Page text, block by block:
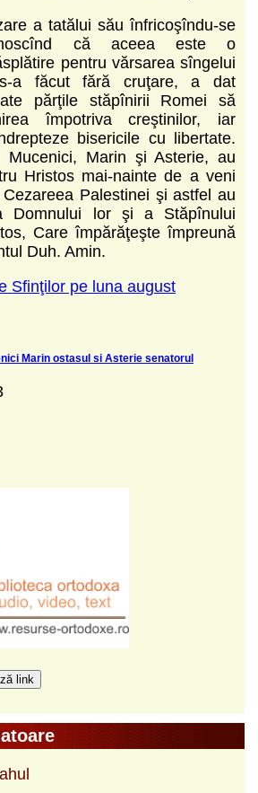
a tatălui său înfricoşîndu-se
că aceea este o
pentru vărsarea sîngelui
a făcut fără cruţare, a dat
părţile stăpînirii Romei să
împotriva creştinilor, iar
bisericile cu libertate.
Mucenici, Marin şi Asterie, au
Hristos mai-nainte de a veni
Palestinei şi astfel au
Domnului lor şi a Stăpînului
Care împărăţeşte împreună
Duh. Amin.
Sfinţilor pe luna august
Marin ostasul si Asterie senatorul
link